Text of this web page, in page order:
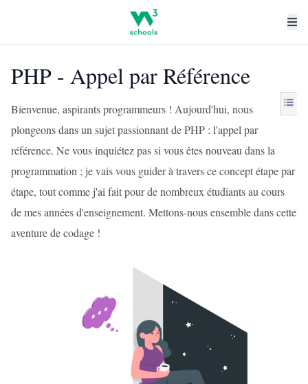
PHP - Appel par Référence
Bienvenue, aspirants programmeurs ! Aujourd'hui, nous
plongeons dans un sujet passionnant de PHP : l'appel par
référence. Ne vous inquiétez pas si vous êtes nouveau dans la
programmation ; je vais vous guider à travers ce concept étape par
étape, tout comme j'ai fait pour de nombreux étudiants au cours
de mes années d'enseignement. Mettons-nous ensemble dans cette
aventure de codage !